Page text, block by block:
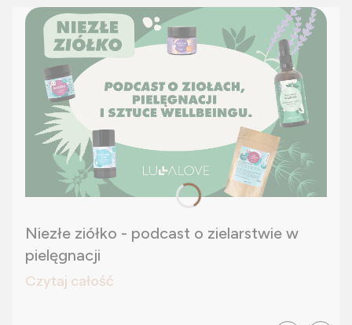
Niezłe ziółko - podcast o zielarstwie w
pielęgnacji
Czytaj całość